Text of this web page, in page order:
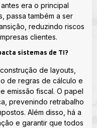
era o principal
passa também a ser
reduzindo riscos
clientes.
sistemas de TI?
de layouts,
de regras de cálculo e
emissão fiscal. O papel
prevenindo retrabalho
Além disso, há a
e garantir que todos